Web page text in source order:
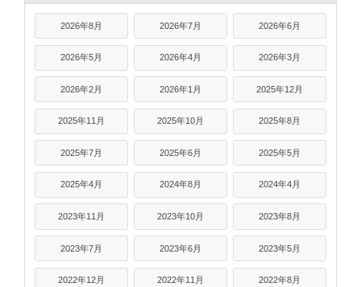
2026年8月 2026年7月 2026年6月
2026年5月 2026年4月 2026年3月
2026年2月 2026年1月 2025年12月
2025年11月 2025年10月 2025年8月
2025年7月 2025年6月 2025年5月
2025年4月 2024年8月 2024年4月
2023年11月 2023年10月 2023年8月
2023年7月 2023年6月 2023年5月
2022年12月 2022年11月 2022年8月